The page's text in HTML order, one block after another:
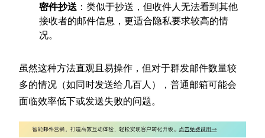
密件抄送 ：类似于抄送，但收件人无法看到其他
接收者的邮件信息，更适合隐私要求较高的情
况。
虽然这种方法直观且易操作，但对于群发邮件数量较
多的情况（如同时发送给几百人），普通邮箱可能会
面临效率低下或发送失败的问题。